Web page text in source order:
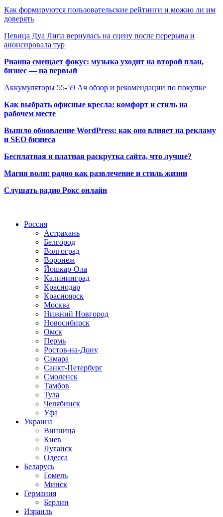
Как формируются пользовательские рейтинги и можно ли им
доверять
Певица Дуа Липа вернулась на сцену после перерыва и
анонсировала тур
Рианна смещает фокус: музыка уходит на второй план,
бизнес — на первый
Аккумуляторы 55-59 Ач обзор и рекомендации по покупке
Как выбрать офисные кресла: комфорт и стиль на
рабочем месте
Вышло обновление WordPress: как оно влияет на рекламу
и SEO бизнеса
Бесплатная и платная раскрутка сайта, что лучше?
Магия волн: радио как развлечение и стиль жизни
Слушать радио Рокс онлайн
Россия
Астрахань
Белгород
Волгоград
Воронеж
Йошкар-Ола
Калининград
Краснодар
Красноярск
Москва
Нижний Новгород
Новосибирск
Омск
Пермь
Ростов-на-Дону
Самара
Санкт-Петербург
Смоленск
Тамбов
Тула
Челябинск
Уфа
Украина
Винница
Киев
Луганск
Одесса
Беларусь
Гомель
Минск
Германия
Берлин
Израиль